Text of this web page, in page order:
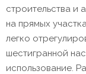
строительства и
на прямых
легко
шестигранной
использование.